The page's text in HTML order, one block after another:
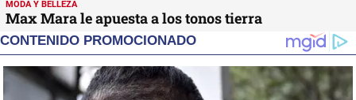
MODA Y BELLEZA
Max Mara le apuesta a los tonos tierra
CONTENIDO PROMOCIONADO